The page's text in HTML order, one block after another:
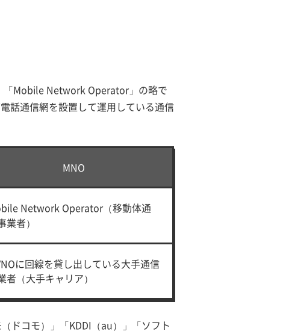
「Mobile Network Operator」の略で
話通信網を設置して運用している通信
MNO
Network Operator（移動体通
業者）
に回線を貸し出している大手通信
者（大手キャリア）
ドコモ）」「KDDI（au）」「ソフト